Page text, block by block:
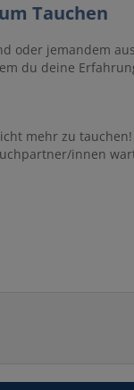
Tauchen
oder jemandem
du deine
mehr zu
innen